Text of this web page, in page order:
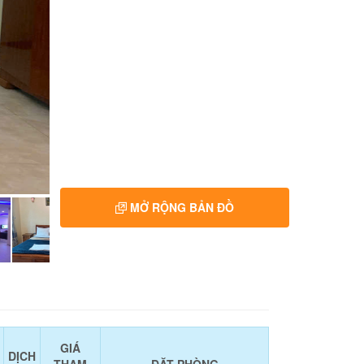
MỞ RỘNG BẢN ĐỒ
DỊCH
GIÁ